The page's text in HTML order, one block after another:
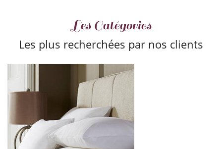
Les Catégories
Les plus recherchées par nos clients
[+]